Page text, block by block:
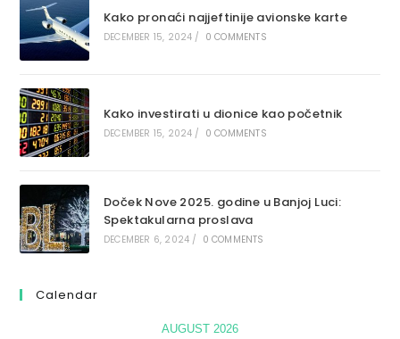
Kako pronaći najjeftinije avionske karte
DECEMBER 15, 2024 / 0 COMMENTS
Kako investirati u dionice kao početnik
DECEMBER 15, 2024 / 0 COMMENTS
Doček Nove 2025. godine u Banjoj Luci:
Spektakularna proslava
DECEMBER 6, 2024 / 0 COMMENTS
Calendar
AUGUST 2026